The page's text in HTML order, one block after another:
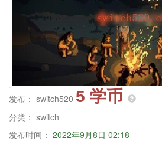
发布： switch520 5 学币
分类： switch
发布时间： 2022年9月8日 02:18